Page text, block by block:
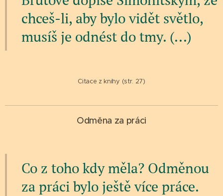
chceš-li, aby bylo vidět světlo,
musíš je odnést do tmy. (...)
Citace z knihy (str. 27)
Odměna za práci
Co z toho kdy měla? Odměnou
za práci bylo ještě více práce.